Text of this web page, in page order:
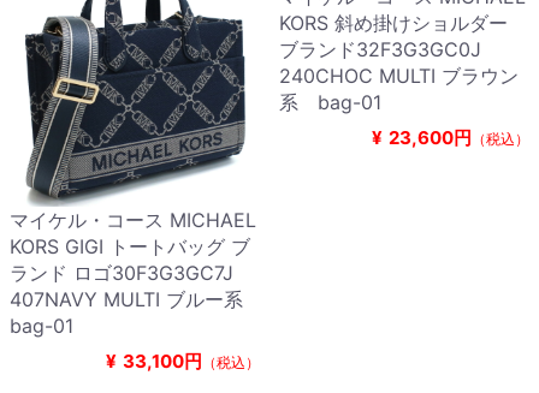
マイケル・コース MICHAEL
KORS GIGI トートバッグ ブ
ランド ロゴ30F3G3GC7J
407NAVY MULTI ブルー系
bag-01
¥ 33,100円 （税込）
KORS 斜め掛けショルダー
ブランド32F3G3GC0J
240CHOC MULTI ブラウン
系 bag-01
¥ 23,600円 （税込）